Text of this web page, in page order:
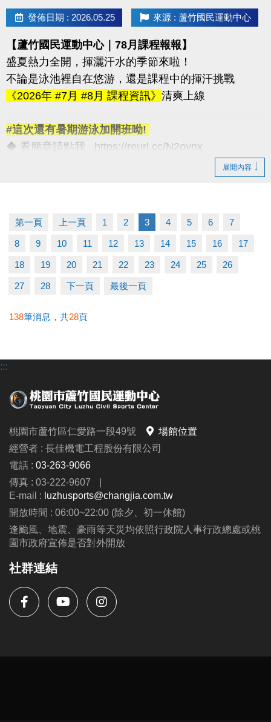
*使用優惠購票/訂位(限當日)恕無法退費&使用次數
*當年度門票入場優惠以每人24次為上限
-----
名額與場次有限，快揪朋友一起來！
連絡資訊
-洽詢專線：03-2639066 #112
https://www.lzsports.com.tw/zh_TW/news/pageID/1/
發佈日期 : 2026.05.25 來源 : 蘆竹國民運動中心
【蘆竹國民運動中心｜78月課程報報】
盛夏熱力全開，揮灑汗水的季節來啦！
不論是泳池裡自在悠游，還是課程中的揮汗挑戰
《2026年 #7月 #8月 課程資訊》 清爽上線
#這次還有暑期游泳加開班呦!
◆ 看簡章請點我 https://reurl.cc/N2ovnx
◆ 課程報名時程
06/03-06/10 #舊生原班續報
使用APP享9折優惠（部分課程無折扣），臨櫃享95折
且開班成功，無中途退費之學員
06/11-06/30 #不分新舊生
06/30 #前 本期臨櫃報名
．◆* 有 #加碼優惠 喔 ◆*．
同一人報名三門以上 → 88折優惠
同一人報名兩門以上 → 9折優惠
-洽詢專線：03-2639066 #112
-官網 :
https://www.lzsports.com.tw/zh_TW/news/pageID/1/
展開內容
第一頁 上一頁 1 2 3 4 5 6 7
8 9 10 11 12 13 14 15 16 17
18 19 20 21 22 23 24 25 26
27 28 下一頁 最後一頁
138筆消息，共28頁
:::
桃園市蘆竹區仁愛路一段49號
場館位置
經營者 : 長佳機電工程股份有限公司
電話 : 03-263-9066
傳真 : 03-222-9607
|
E-mail : luzhusports@changjia.com.tw
開放時間 : 06:00~22:00 (除夕、初一休館)
逢颱風、地震、豪雨等天災均依照行政院人事行政總處或桃
園市政府宣佈是否對外開放
社群連結